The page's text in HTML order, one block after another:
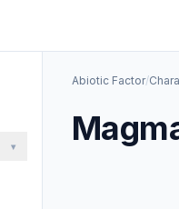
▾
Abiotic Factor/